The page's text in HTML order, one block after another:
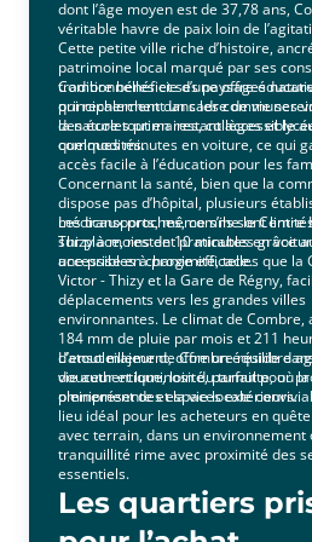
dont l’âge moyen est de 37,78 ans,
véritable havre de paix loin de
Cette petite ville riche d’histoire,
patrimoine local marqué par ses
traditionnelles et ses paysages
qui recherchent un cadre de vie
la nature tout en restant accessible
commodités.
Combre bénéficie d’une offre
principalement dans les communes
des écoles primaires, collèges et
quelques minutes en voiture, ce qui
accès facile à l’éducation pour les
Concernant la santé, bien que la
dispose pas d’hôpital, plusieurs
médicaux proches, comme le Centre
Thizy à moins de 10 minutes en
une prise en charge efficace.
Les transports, même s’ils sont
sur place, restent praticables grâce
accessibles à proximité, telles que la
Victor - Thizy et la Gare de Régny,
déplacements vers les grandes villes
environnantes. Le climat de Combre,
184 mm de pluie par mois et 211
d’ensoleillement, offre un équilibre
douceur et luminosité, parfait pour
pleinement des espaces extérieurs.
L’atout majeur de Combre réside
vie authentique, loin du tumulte, où
omniprésente et la vie locale
lieu idéal pour les acheteurs en quête
avec terrain, dans un environnement
tranquillité rime avec proximité des
essentiels.
Les quartiers